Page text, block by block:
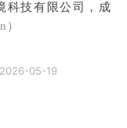
科技有限公司，成
）
2026-05-19